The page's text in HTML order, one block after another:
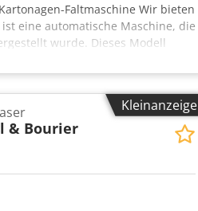
Faltmaschine Wir bieten
eine automatische Maschine, die
wurde. Dieses Modell
in fast allen
Kleinanzeige
& Bourier